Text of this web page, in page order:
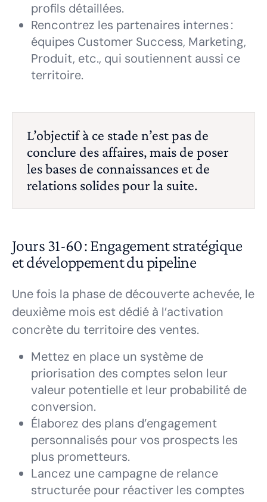
profils détaillées.
Rencontrez les partenaires internes :
équipes Customer Success, Marketing,
Produit, etc., qui soutiennent aussi ce
territoire.
L’objectif à ce stade n’est pas de
conclure des affaires, mais de poser
les bases de connaissances et de
relations solides pour la suite.
Jours 31-60 : Engagement stratégique
et développement du pipeline
Une fois la phase de découverte achevée, le
deuxième mois est dédié à l’activation
concrète du territoire des ventes.
Mettez en place un système de
priorisation des comptes selon leur
valeur potentielle et leur probabilité de
conversion.
Élaborez des plans d’engagement
personnalisés pour vos prospects les
plus prometteurs.
Lancez une campagne de relance
structurée pour réactiver les comptes